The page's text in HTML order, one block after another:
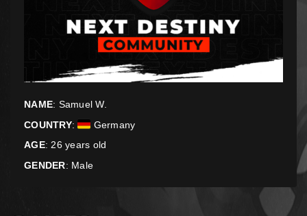
NAME: Samuel W.
COUNTRY:
Germany
AGE: 26 years old
GENDER: Male